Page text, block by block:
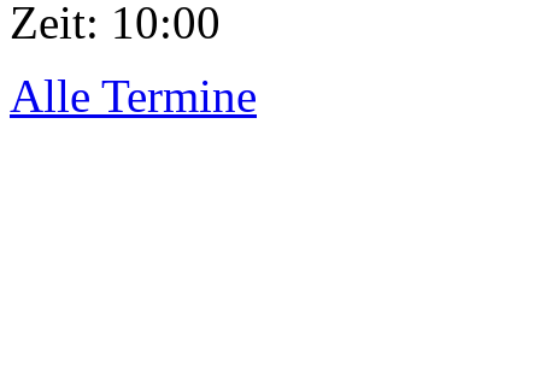
Zeit: 10:00
Alle Termine